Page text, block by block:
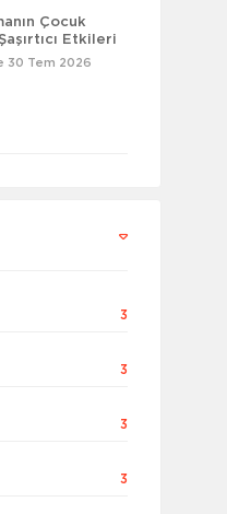
Çocuk
Etkileri
30 Tem 2026
3
3
3
3